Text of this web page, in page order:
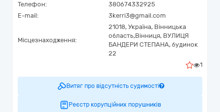
Телефон:
380674332925
E-mail:
3kerri3@gmail.com
Місцезнаходження:
21018, Україна, Вінницька
область,Вінниця, ВУЛИЦЯ
БАНДЕРИ СТЕПАНА, будинок
22
1
Витяг про відсутність судимості
Реєстр корупційних порушників